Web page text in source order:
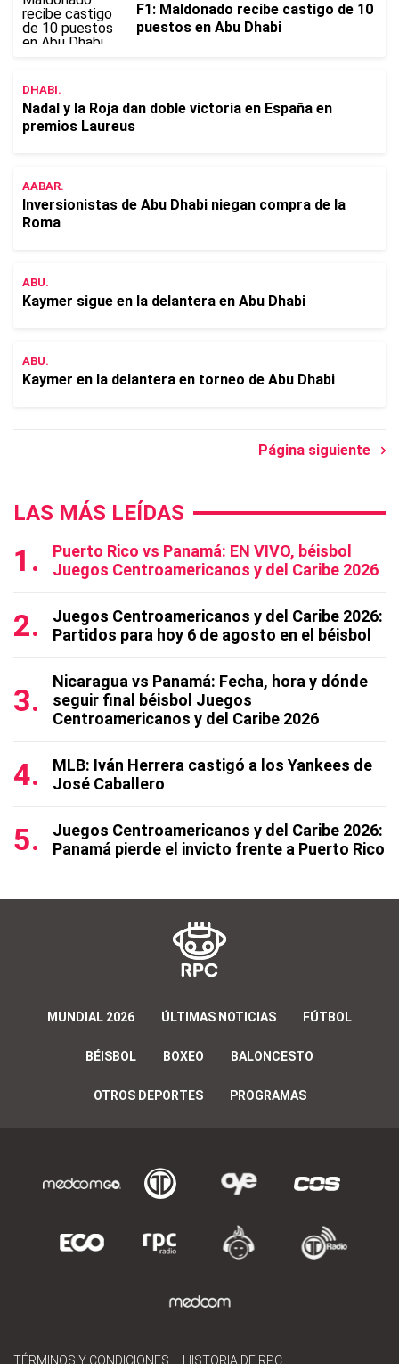
F1: Maldonado recibe castigo de 10
puestos en Abu Dhabi
DHABI.
Nadal y la Roja dan doble victoria en España en
premios Laureus
AABAR.
Inversionistas de Abu Dhabi niegan compra de la
Roma
ABU.
Kaymer sigue en la delantera en Abu Dhabi
ABU.
Kaymer en la delantera en torneo de Abu Dhabi
Página siguiente
LAS MÁS LEÍDAS
Puerto Rico vs Panamá: EN VIVO, béisbol
Juegos Centroamericanos y del Caribe 2026
Juegos Centroamericanos y del Caribe 2026:
Partidos para hoy 6 de agosto en el béisbol
Nicaragua vs Panamá: Fecha, hora y dónde
seguir final béisbol Juegos
Centroamericanos y del Caribe 2026
MLB: Iván Herrera castigó a los Yankees de
José Caballero
Juegos Centroamericanos y del Caribe 2026:
Panamá pierde el invicto frente a Puerto Rico
MUNDIAL 2026 ÚLTIMAS NOTICIAS FÚTBOL
BÉISBOL BOXEO BALONCESTO
OTROS DEPORTES PROGRAMAS
TÉRMINOS Y CONDICIONES HISTORIA DE RPC